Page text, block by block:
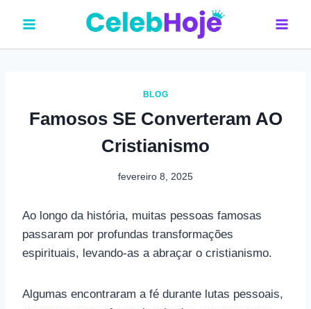
o
BLOG
Famosos SE Converteram AO
Cristianismo
fevereiro 8, 2025
Ao longo da história, muitas pessoas famosas
passaram por profundas transformações
espirituais, levando-as a abraçar o cristianismo.
Algumas encontraram a fé durante lutas pessoais,